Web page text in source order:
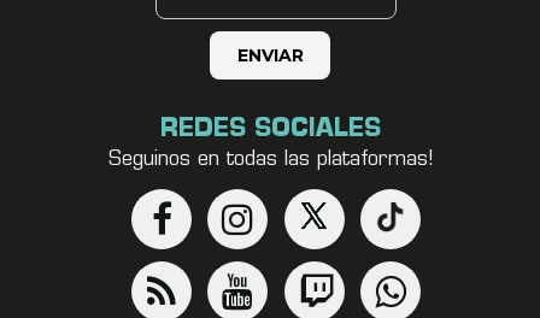
REDES SOCIALES
Seguinos en todas las plataformas!